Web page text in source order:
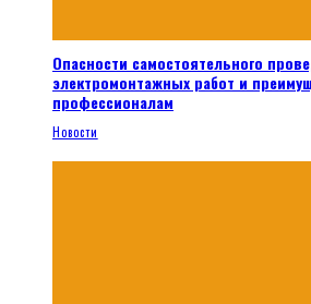
Опасности самостоятельного
электромонтажных работ и
профессионалам
Новости